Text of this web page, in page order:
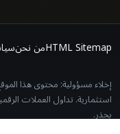
HTML Sitemapمن نحن
إخلاء مسؤولية: محتوى هذا
استثمارية. تداول العملات
بحذر.